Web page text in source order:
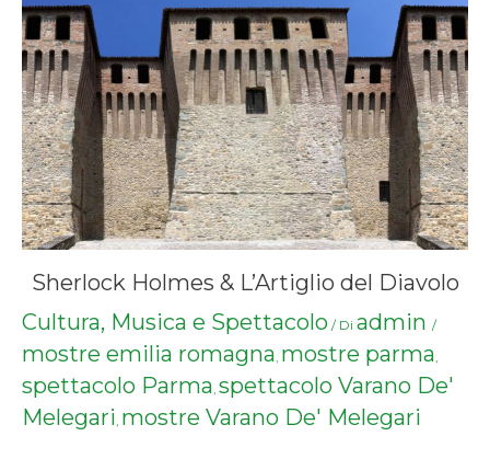
Sherlock Holmes & L’Artiglio del Diavolo
Cultura, Musica e Spettacolo / Di admin /
mostre emilia romagna mostre parma
spettacolo Parma spettacolo Varano De'
Melegari mostre Varano De' Melegari